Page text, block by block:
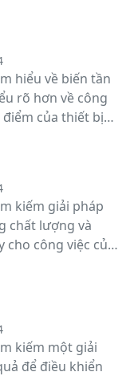
thông tin chi
tần, thiết bị
tăng cường
xuất và tiết kiệm
hiểu về biến tần
rõ hơn về công
của thiết bị
cho bạn những
biết về biến tần
nhìn tổng quan
kiếm giải pháp
chất lượng và
cho công việc của
đột phá trong
truyền
kiếm một giải
để điều khiển